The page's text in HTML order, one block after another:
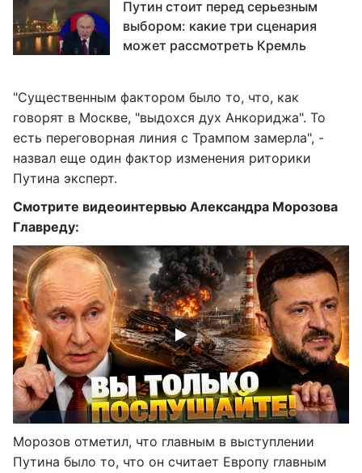
Путин стоит перед серьезным
выбором: какие три сценария
может рассмотреть Кремль
"Существенным фактором было то, что, как
говорят в Москве, "выдохся дух Анкориджа". То
есть переговорная линия с Трампом замерла", -
назвал еще один фактор изменения риторики
Путина эксперт.
Смотрите видеоинтервью Александра Морозова
Главреду:
Морозов отметил, что главным в выступлении
Путина было то, что он считает Европу главным